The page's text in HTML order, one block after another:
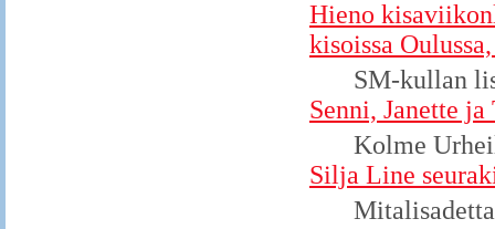
Hieno
kisoissa
SM-kullan
Senni, Janette
Kolme
Silja Line